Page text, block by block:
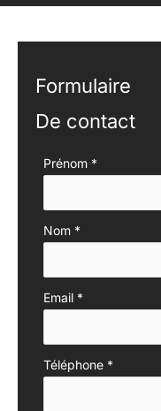
Formulaire
De contact
Formulaire
avec
téléphone
Prénom *
Nom *
Email *
Téléphone *